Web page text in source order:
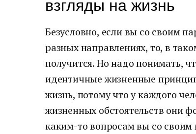
взгляды на жизнь
Безусловно, если вы со своим
разных направлениях, то, в
получится. Но надо понимать,
идентичные жизненные
жизнь, потому что у каждого
жизненных обстоятельств они
каким-то вопросам вы со